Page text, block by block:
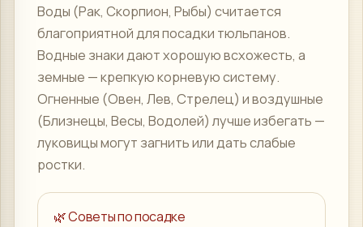
Воды (Рак, Скорпион, Рыбы) считается
благоприятной для посадки тюльпанов.
Водные знаки дают хорошую всхожесть, а
земные — крепкую корневую систему.
Огненные (Овен, Лев, Стрелец) и воздушные
(Близнецы, Весы, Водолей) лучше избегать —
луковицы могут загнить или дать слабые
ростки.
🌿 Советы по посадке